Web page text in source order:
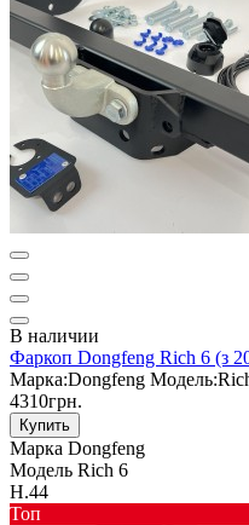
В наличии
Фаркоп Dongfeng Rich 6 (з
Марка:Dongfeng Модель:
4310грн.
Купить
Марка Dongfeng
Модель Rich 6
Н.44
Toп